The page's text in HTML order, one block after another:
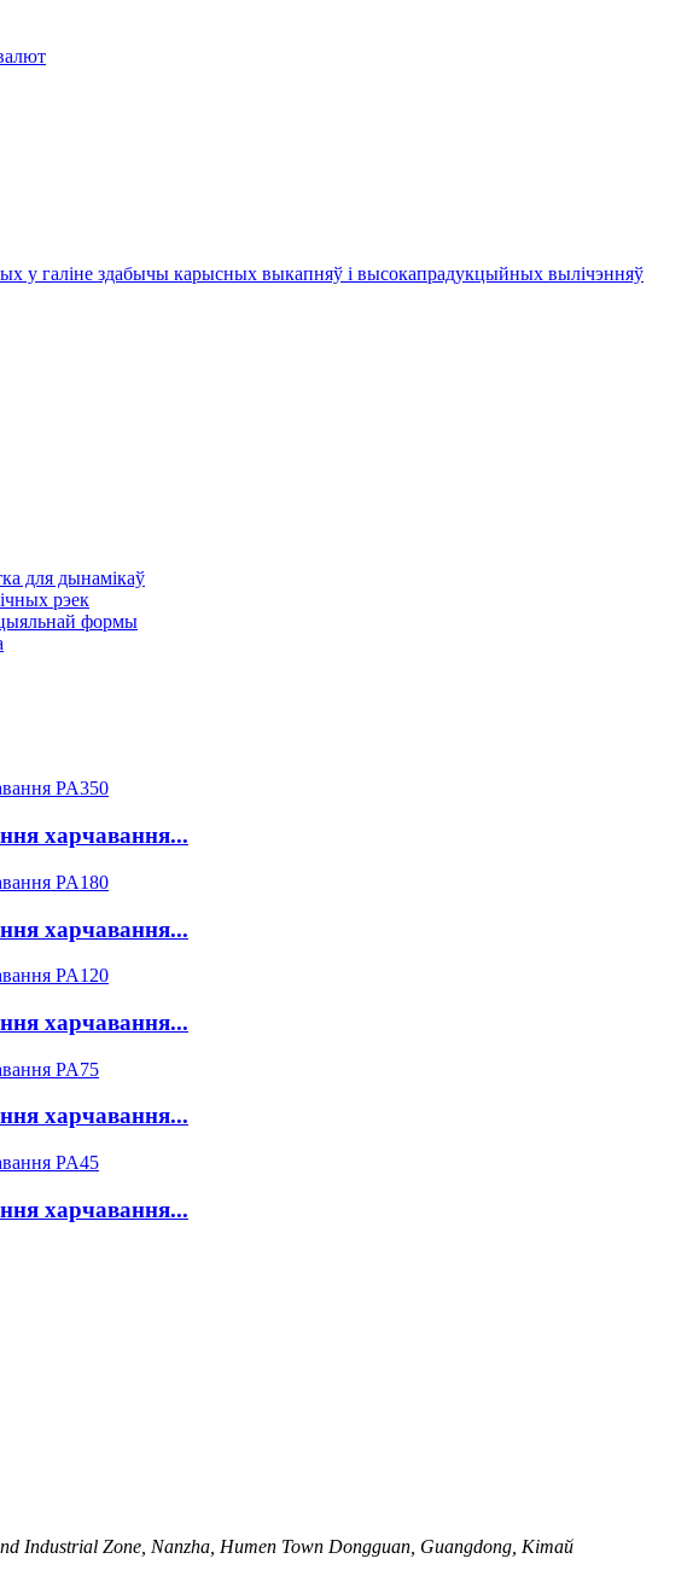
у галіне здабычы карысных выкапняў і высокапрадукцыйных вылічэнняў
для дынамікаў
рэек
формы
харчавання...
харчавання...
харчавання...
харчавання...
харчавання...
Industrial Zone, Nanzha, Humen Town Dongguan, Guangdong, Кітай